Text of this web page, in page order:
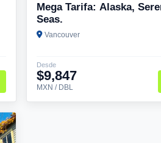
Mega Tarifa: Alaska,
Seas.
Vancouver
Desde
$9,847
MXN / DBL